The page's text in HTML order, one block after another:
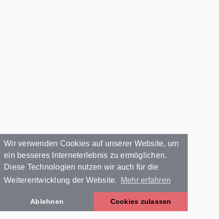
Wir verwenden Cookies auf unserer Website, um
ein besseres Interneterlebnis zu ermöglichen.
Diese Technologien nutzen wir auch für die
Weiterentwicklung der Website.
Mehr erfahren
Ablehnen Cookies zulassen